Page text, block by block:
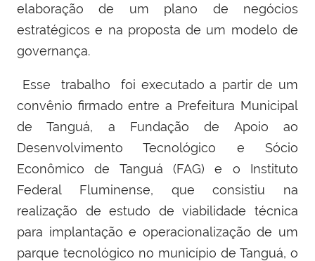
elaboração de um plano de negócios
estratégicos e na proposta de um modelo de
governança.
Esse trabalho foi executado a partir de um
convênio firmado entre a Prefeitura Municipal
de Tanguá, a Fundação de Apoio ao
Desenvolvimento Tecnológico e Sócio
Econômico de Tanguá (FAG) e o Instituto
Federal Fluminense, que consistiu na
realização de estudo de viabilidade técnica
para implantação e operacionalização de um
parque tecnológico no município de Tanguá, o